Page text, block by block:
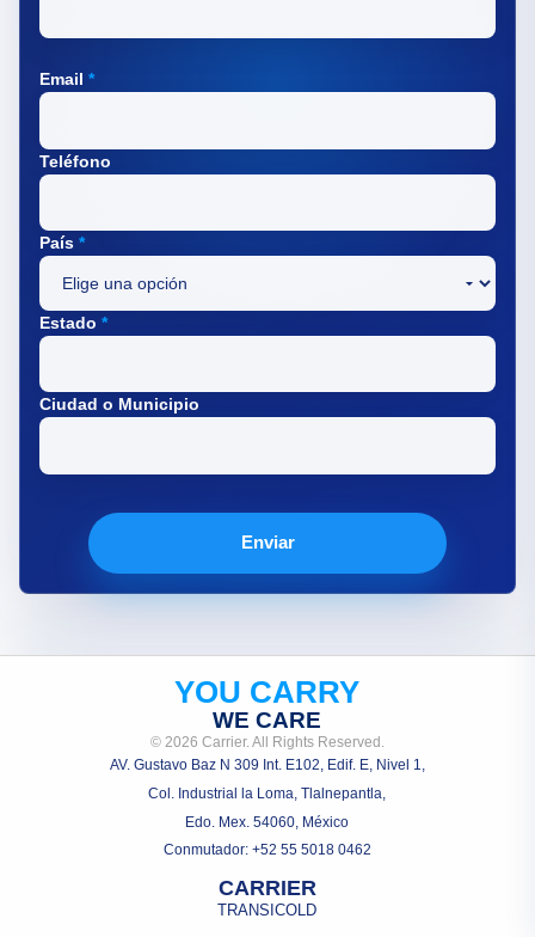
Email *
Teléfono
País *
Estado *
Ciudad o Municipio
Enviar
YOU CARRY
WE CARE
© 2026 Carrier. All Rights Reserved.
AV. Gustavo Baz N 309 Int. E102, Edif. E, Nivel 1,
Col. Industrial la Loma, Tlalnepantla,
Edo. Mex. 54060, México
Conmutador: +52 55 5018 0462
CARRIER
TRANSICOLD